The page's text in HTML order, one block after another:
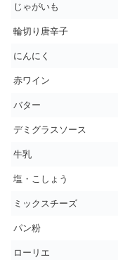
じゃがいも
輪切り唐辛子
にんにく
赤ワイン
バター
デミグラスソース
牛乳
塩・こしょう
ミックスチーズ
パン粉
ローリエ